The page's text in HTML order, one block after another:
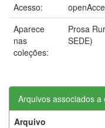
Acesso:
Aparece
nas
coleções:
Prosa
SEDE)
Arquivos associados a
Arquivo